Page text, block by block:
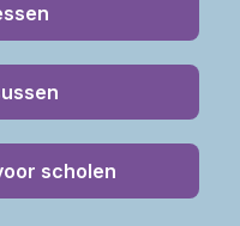
scholen